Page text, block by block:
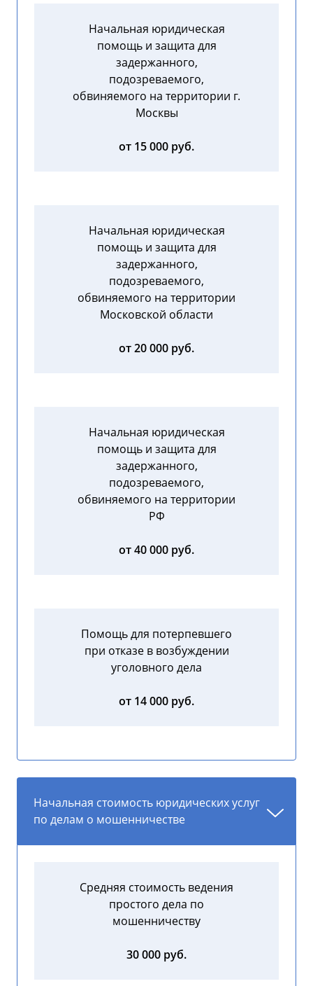
Начальная юридическая
помощь и защита для
задержанного,
подозреваемого,
обвиняемого на территории г.
Москвы
от 15 000 руб.
Начальная юридическая
помощь и защита для
задержанного,
подозреваемого,
обвиняемого на территории
Московской области
от 20 000 руб.
Начальная юридическая
помощь и защита для
задержанного,
подозреваемого,
обвиняемого на территории
РФ
от 40 000 руб.
Помощь для потерпевшего
при отказе в возбуждении
уголовного дела
от 14 000 руб.
Начальная стоимость юридических услуг
по делам о мошенничестве
Средняя стоимость ведения
простого дела по
мошенничеству
30 000 руб.